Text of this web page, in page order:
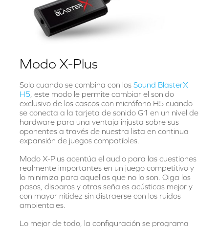
Modo X-Plus
Solo cuando se combina con los Sound BlasterX
H5 , este modo le permite cambiar el sonido
exclusivo de los cascos con micrófono H5 cuando
se conecta a la tarjeta de sonido G1 en un nivel de
hardware para una ventaja injusta sobre sus
oponentes a través de nuestra lista en continua
expansión de juegos compatibles.
Modo X-Plus acentúa el audio para las cuestiones
realmente importantes en un juego competitivo y
lo minimiza para aquellas que no lo son. Oiga los
pasos, disparos y otras señales acústicas mejor y
con mayor nitidez sin distraerse con los ruidos
ambientales.
Lo mejor de todo, la configuración se programa